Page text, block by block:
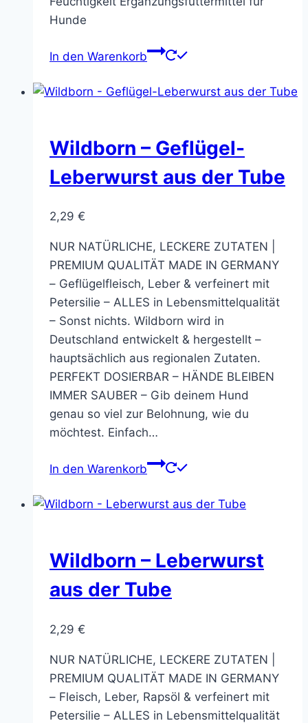
Hunde
In den Warenkorb
Wildborn – Geflügel-
Leberwurst aus der Tube
2,29 €
NUR NATÜRLICHE, LECKERE ZUTATEN |
PREMIUM QUALITÄT MADE IN GERMANY
– Geflügelfleisch, Leber & verfeinert mit
Petersilie – ALLES in Lebensmittelqualität
– Sonst nichts. Wildborn wird in
Deutschland entwickelt & hergestellt –
hauptsächlich aus regionalen Zutaten.
PERFEKT DOSIERBAR – HÄNDE BLEIBEN
IMMER SAUBER – Gib deinem Hund
genau so viel zur Belohnung, wie du
möchtest. Einfach…
In den Warenkorb
Wildborn – Leberwurst
aus der Tube
2,29 €
NUR NATÜRLICHE, LECKERE ZUTATEN |
PREMIUM QUALITÄT MADE IN GERMANY
– Fleisch, Leber, Rapsöl & verfeinert mit
Petersilie – ALLES in Lebensmittelqualität